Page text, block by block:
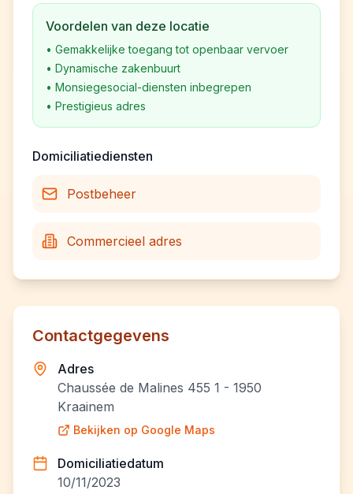
Voordelen van deze locatie
• Gemakkelijke toegang tot openbaar vervoer
• Dynamische zakenbuurt
• Monsiegesocial-diensten inbegrepen
• Prestigieus adres
Domiciliatiediensten
Postbeheer
Commercieel adres
Contactgegevens
Adres
Chaussée de Malines 455 1 - 1950
Kraainem
Bekijken op Google Maps
Domiciliatiedatum
10/11/2023